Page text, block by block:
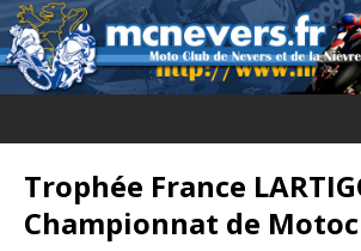
Trophée France
Championnat de